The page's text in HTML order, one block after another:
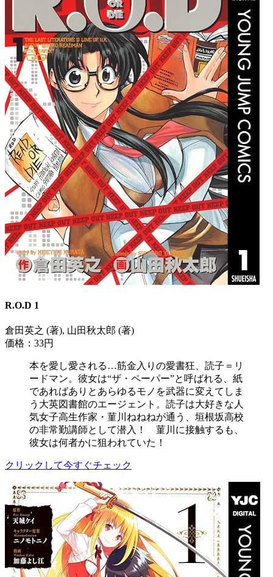
R.O.D 1
倉田英之 (著), 山田秋太郎 (著)
価格：33円
本を愛し愛される…筋金入りの愛書狂、読子＝リ
ードマン。彼女は“ザ・ペーパー”と呼ばれる、紙
であればありとあらゆるモノを武器に変えてしま
う大英図書館のエージェント。読子は大好きな人
気女子高生作家・菫川ねねねが通う、垣根坂高校
の非常勤講師として潜入！ 菫川に接触するも、
彼女は何者かに狙われていた！
クリックして今すぐチェック